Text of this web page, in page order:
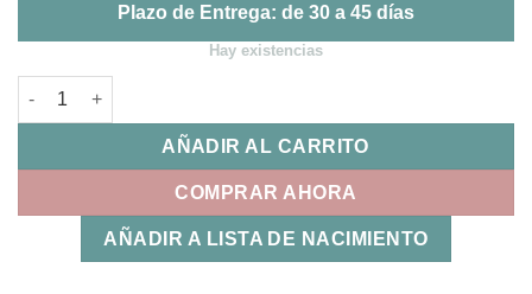
Plazo de Entrega: de 30 a 45 días
Hay existencias
Vestidor + Relleno 80 Benjamín Uzturre cantidad
AÑADIR AL CARRITO
COMPRAR AHORA
AÑADIR A LISTA DE NACIMIENTO